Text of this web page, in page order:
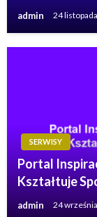
admin 24
SERWISY
Portal
Kształtuje
admin 24